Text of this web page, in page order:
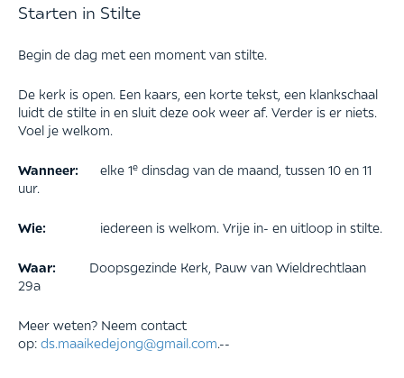
Starten in Stilte
Begin de dag met een moment van stilte.
De kerk is open. Een kaars, een korte tekst, een klankschaal
luidt de stilte in en sluit deze ook weer af. Verder is er niets.
Voel je welkom.
Wanneer: elke 1e dinsdag van de maand, tussen 10 en 11
uur.
Wie: iedereen is welkom. Vrije in- en uitloop in stilte.
Waar:
Doopsgezinde Kerk, Pauw van Wieldrechtlaan
29a
Meer weten? Neem contact
op: ds.maaikedejong@gmail.com.--